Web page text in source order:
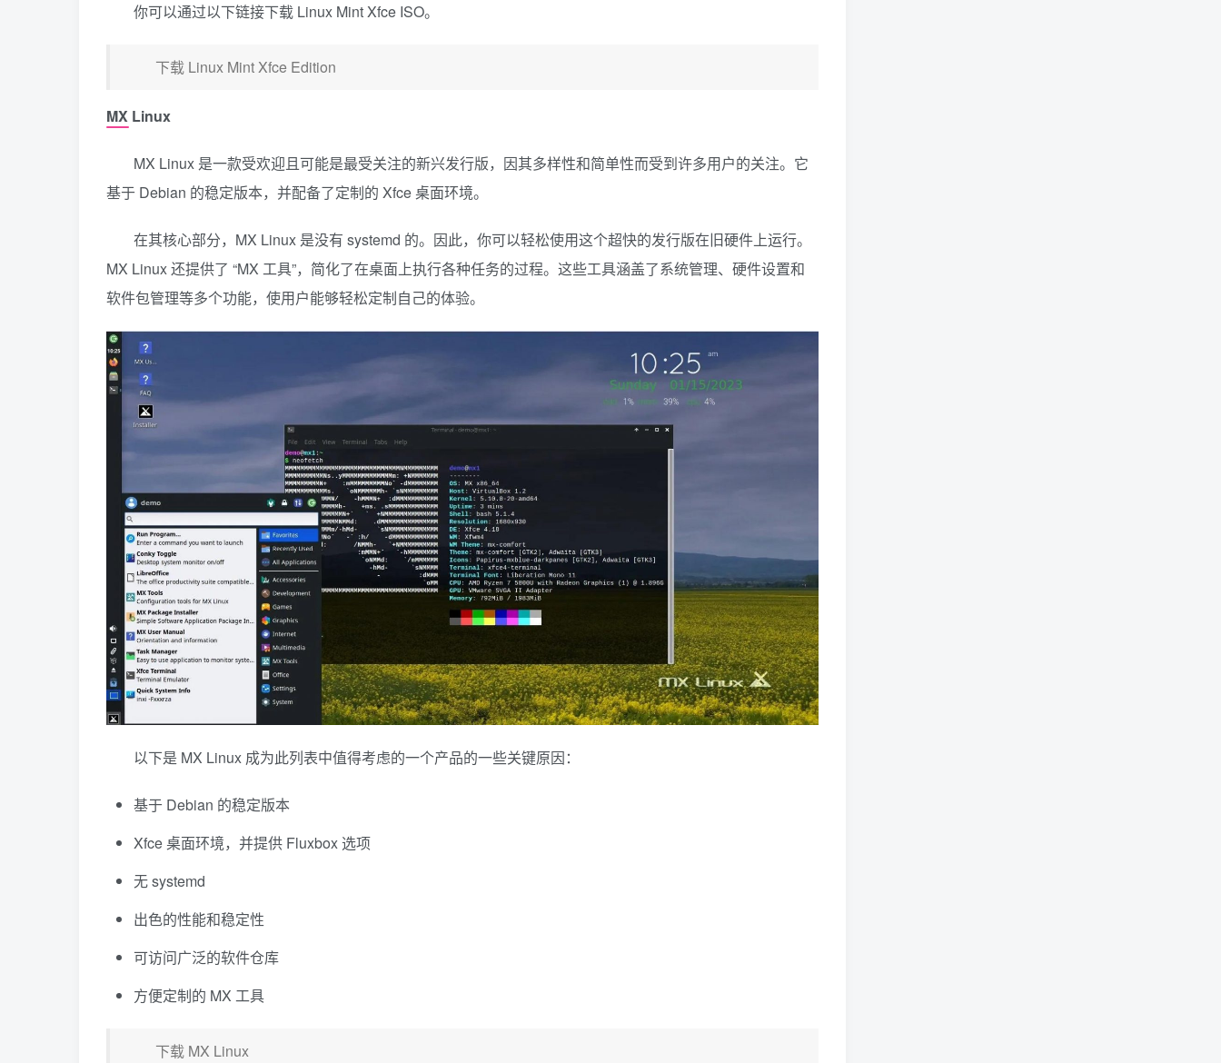
你可以通过以下链接下载 Linux Mint Xfce ISO。
下载 Linux Mint Xfce Edition
MX Linux
MX Linux 是一款受欢迎且可能是最受关注的新兴发行版，因其多样性和简单性而受到许多用户的关注。它
基于 Debian 的稳定版本，并配备了定制的 Xfce 桌面环境。
在其核心部分，MX Linux 是没有 systemd 的。因此，你可以轻松使用这个超快的发行版在旧硬件上运行。
MX Linux 还提供了 “MX 工具”，简化了在桌面上执行各种任务的过程。这些工具涵盖了系统管理、硬件设置和
软件包管理等多个功能，使用户能够轻松定制自己的体验。
以下是 MX Linux 成为此列表中值得考虑的一个产品的一些关键原因：
基于 Debian 的稳定版本
Xfce 桌面环境，并提供 Fluxbox 选项
无 systemd
出色的性能和稳定性
可访问广泛的软件仓库
方便定制的 MX 工具
下载 MX Linux